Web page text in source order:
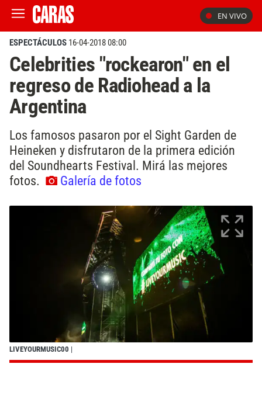
EN VIVO
ESPECTÁCULOS 16-04-2018 08:00
Celebrities "rockearon" en el
regreso de Radiohead a la
Argentina
Los famosos pasaron por el Sight Garden de
Heineken y disfrutaron de la primera edición
del Soundhearts Festival. Mirá las mejores
fotos.
Galería de fotos
LIVEYOURMUSIC00 |